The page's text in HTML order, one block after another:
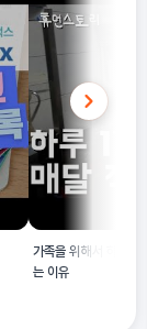
가족을 위해서 하루
는 이유